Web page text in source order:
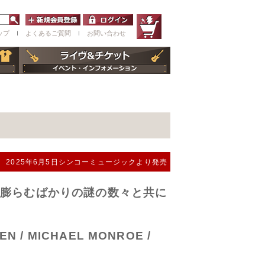
プ ｌ よくあるご質問 ｌ お問い合わせ
2025年6月5日シンコーミュージックより発売
らむばかりの謎の数々と共に
/ MICHAEL MONROE /